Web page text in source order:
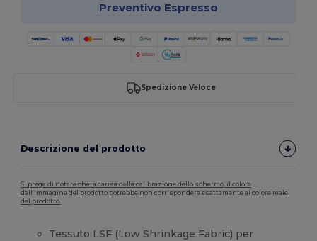
Preventivo Espresso
Spedizione Veloce
Descrizione del prodotto
Si prega di notare che, a causa della calibrazione dello schermo, il colore
dell'immagine del prodotto potrebbe non corrispondere esattamente al colore reale
del prodotto.
Tessuto LSF (Low Shrinkage Fabric) per